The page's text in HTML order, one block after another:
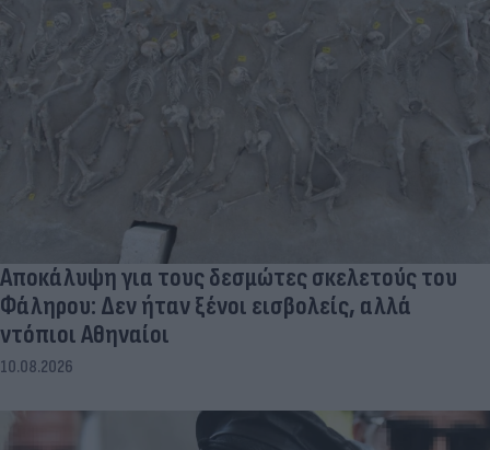
Αποκάλυψη για τους δεσμώτες σκελετούς του
Φάληρου: Δεν ήταν ξένοι εισβολείς, αλλά
ντόπιοι Αθηναίοι
10.08.2026